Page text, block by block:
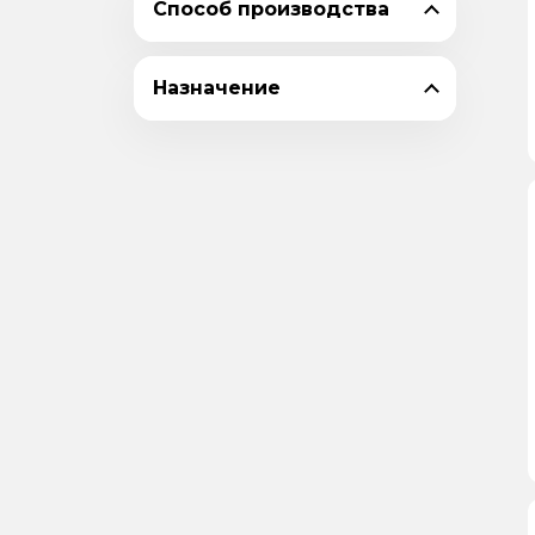
Способ производства
Назначение